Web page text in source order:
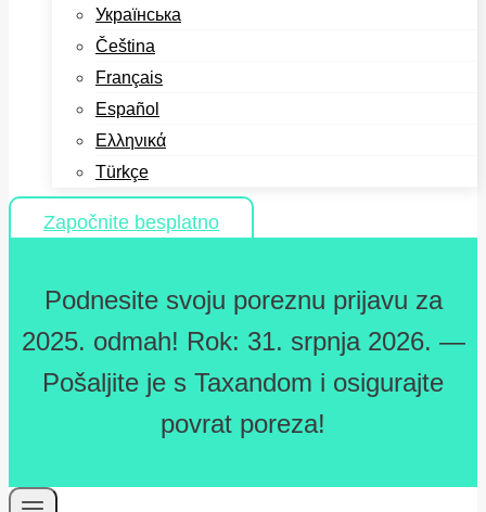
Українська
Čeština
Français
Español
Ελληνικά
Türkçe
Započnite besplatno
Podnesite svoju poreznu prijavu za
2025. odmah! Rok: 31. srpnja 2026. —
Pošaljite je s Taxandom i osigurajte
povrat poreza!